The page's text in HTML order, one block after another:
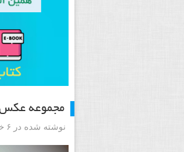
مجموعه عکس
نوشته شده در ۶ خرداد ۱۳۹۳